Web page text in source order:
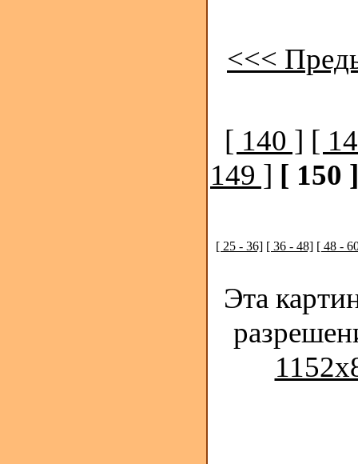
<<<
[ 140 ] [
149 ] [ 150 ]
[ 25 - 36] [ 36 - 48] [ 48 -
Эта